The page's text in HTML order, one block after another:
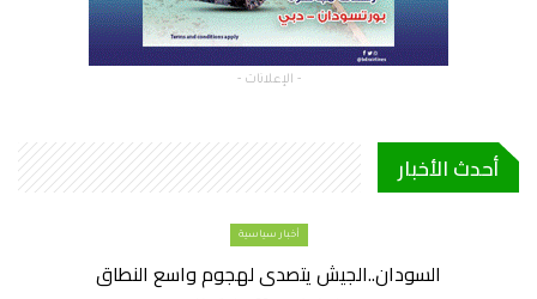
- الإعلانات -
أحدث الأخبار
أخبار سياسية
السودان..الجيش يتصدى لهجوم واسع النطاق